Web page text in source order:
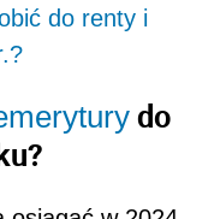
do renty i
do